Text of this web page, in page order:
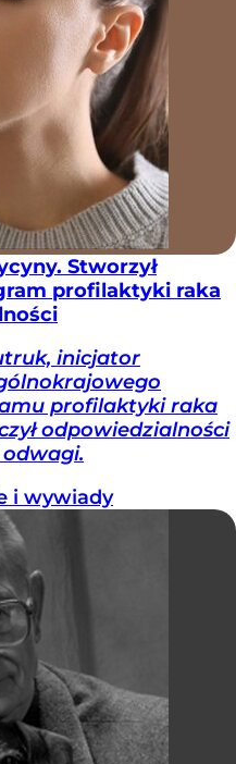
Stworzył
profilaktyki raka
inicjator
profilaktyki raka
odpowiedzialności
i wywiady